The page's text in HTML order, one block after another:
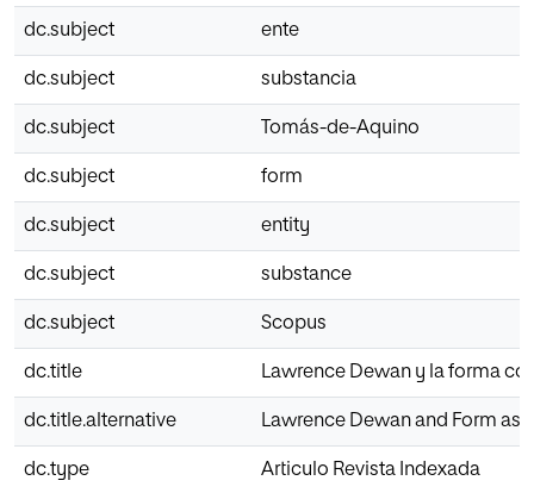
dc.subject ente
dc.subject substancia
dc.subject Tomás-de-Aquino
dc.subject form
dc.subject entity
dc.subject substance
dc.subject Scopus
dc.title Lawrence Dewan y la forma
dc.title.alternative Lawrence Dewan and Form as
dc.type Articulo Revista Indexada